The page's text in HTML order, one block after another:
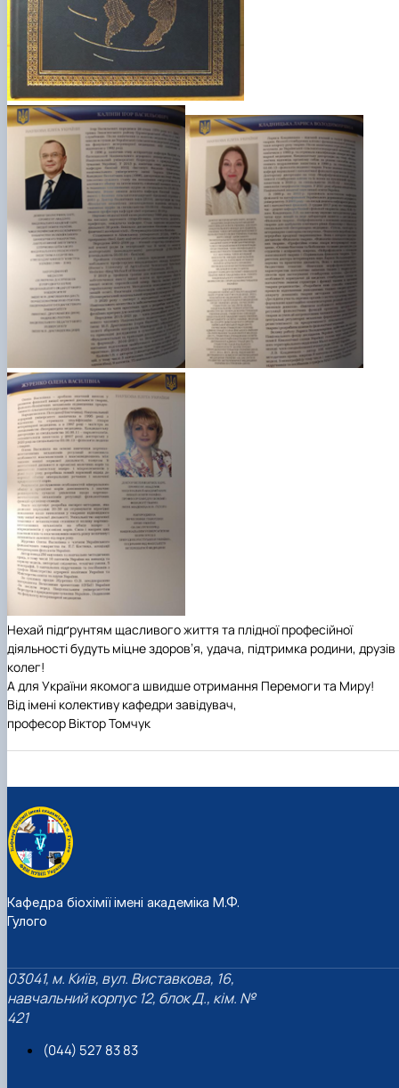
Нехай підґрунтям щасливого життя та плідної професійної
діяльності будуть міцне здоров’я, удача, підтримка родини, друзів
колег!
А для України якомога швидше отримання Перемоги та Миру!
Від імені колективу кафедри завідувач,
професор Віктор Томчук
Кафедра біохімії імені академіка М.Ф.
Гулого
03041, м. Київ, вул. Виставкова, 16,
навчальний корпус 12, блок Д., кім. №
421
(044) 527 83 83